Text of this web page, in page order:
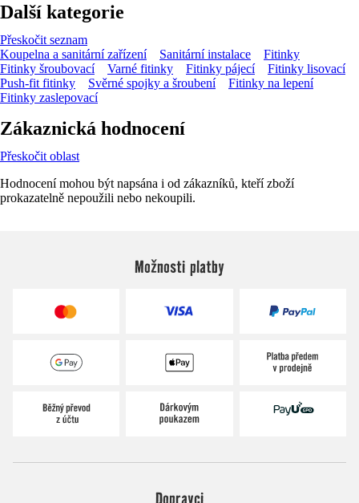
Další kategorie
Přeskočit seznam
Koupelna a sanitární zařízení
Sanitární instalace
Fitinky
Fitinky šroubovací
Varné fitinky Fitinky pájecí
Fitinky lisovací
Push-fit fitinky
Svěrné spojky a šroubení
Fitinky na lepení
Fitinky zaslepovací
Zákaznická hodnocení
Přeskočit oblast
Hodnocení mohou být napsána i od zákazníků, kteří zboží
prokazatelně nepoužili nebo nekoupili.
Možnosti platby
Dopravci